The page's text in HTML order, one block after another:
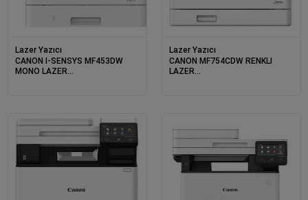
Lazer Yazıcı
CANON I-SENSYS MF453DW
MONO LAZER
Lazer Yazıcı
CANON MF754CDW RENKLI
LAZER